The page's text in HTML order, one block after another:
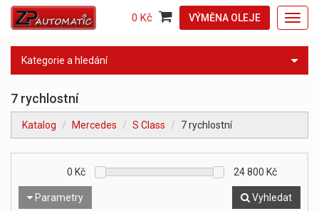
VÝMĚNA OLEJE
0 Kč
Kategorie a hledání
7 rychlostní
Katalog Mercedes S Class 7 rychlostní
Parametry
0 Kč 24 800 Kč
Vyhledat